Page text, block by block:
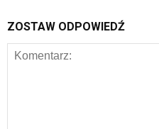
ZOSTAW ODPOWIEDŹ